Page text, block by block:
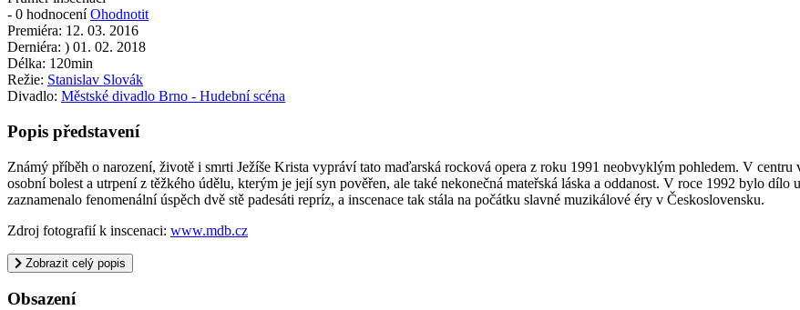
- 0 hodnoceníOhodnotit
Premiéra: 12. 03. 2016
Derniéra: ) 01. 02. 2018
Délka: 120min
Režie: Stanislav Slovák
Divadlo: Městské divadlo Brno - Hudební scéna
Popis představení
Známý příběh o narození, životě i smrti Ježíše Krista vypráví tato maďarská rocková opera z roku 1991 neobvyklým pohledem. V centru
osobní bolest a utrpení z těžkého údělu, kterým je její syn pověřen, ale také nekonečná mateřská láska a oddanost. V roce 1992 bylo
zaznamenalo fenomenální úspěch dvě stě padesáti repríz, a inscenace tak stála na počátku slavné muzikálové éry v Československu.
Zdroj fotografií k inscenaci: www.mdb.cz
Zobrazit celý popis
Obsazení